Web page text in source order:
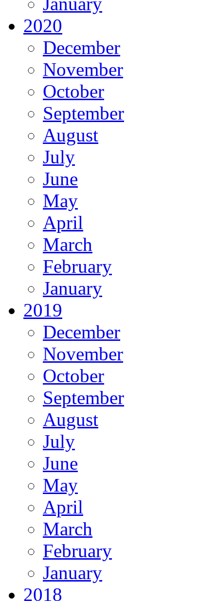
2020
December
November
October
September
August
July
June
May
April
March
February
January
2019
December
November
October
September
August
July
June
May
April
March
February
January
2018